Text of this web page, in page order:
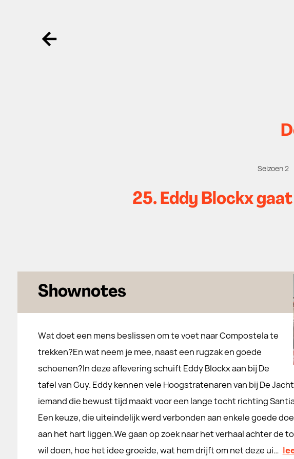
Ga terug
Seizoen 2
25. Eddy Blockx
Shownotes
Wat doet een mens beslissen om te voet naar Compostela te
trekken?En wat neem je mee, naast een rugzak en goede
schoenen?In deze aflevering schuift Eddy Blockx aan bij De
tafel van Guy. Eddy kennen vele Hoogstratenaren van bij De
iemand die bewust tijd maakt voor een lange tocht richting
Een keuze, die uiteindelijk werd verbonden aan enkele goede
aan het hart liggen.We gaan op zoek naar het verhaal achter de
wil doen, hoe het idee groeide, wat hem drijft om net deze ui…